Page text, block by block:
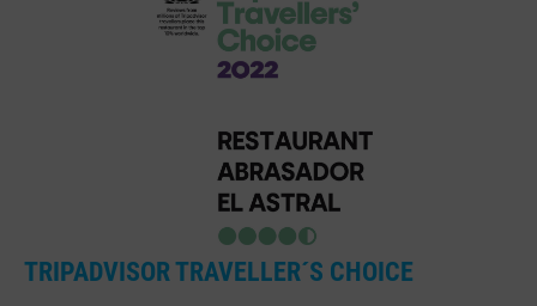
TRIPADVISOR TRAVELLER´S CHOICE